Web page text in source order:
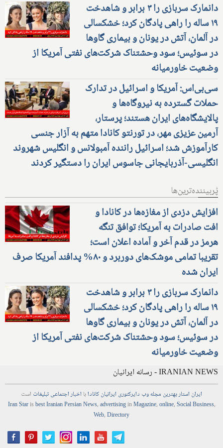
دانمارک سربازی را ۳ برابر و شاهدخت
۱۹ ساله را راهی پادگان کرد؛ خشکسالی
در آلمان، آتش در یونان و بیماری گاوها
در سوئیس؛ سود وحشتناک شرکت‌های نفتی آمریکا از
وضعیت خاورمیانه
سی‌بی‌اس: آمریکا و اسرائیل در تدارک
حملات گسترده به نیروگاه‌ها و
پالایشگاه‌های ایران هستند؛ پرستار،
آرمین عزیزی مهر، در تورنتو کانادا متهم به آزار جنسی
کارآموزش شد؛ اسرائیل راننده آمبولانس و انگلیس شهروند
انگلیسی-آذربایجانی جاسوس ایران را دستگیر کردند
پُربیننده‌ترین‌ها
افزایش دزدی از مغازه‌ها در کانادا و
افت صادرات به آمریکا؛ توافق تنگه
هرمز در قدم آخر و آماده اعلان است؛
تقریبا تمامی موشک‌های دوربرد و ۸۰% پدافند آمریکا صرف
ایران شده
دانمارک سربازی را ۳ برابر و شاهدخت
۱۹ ساله را راهی پادگان کرد؛ خشکسالی
در آلمان، آتش در یونان و بیماری گاوها
در سوئیس؛ سود وحشتناک شرکت‌های نفتی آمریکا از
وضعیت خاورمیانه
IRANIAN NEWS - رسانه ایرانیان
ایران استاربهترین مجلهوب دایرکتوری ایرانیان کانادابا اخباراجتماعیتبلیغات است
Iran Starisbest Iranian PersianNews,advertisinginMagazine,online,Social Business,
Web,Directory